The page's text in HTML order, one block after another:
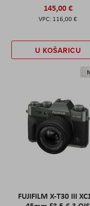
145,00 €
116,00 €
U KOŠARICU
FUJIFILM X-T30 III